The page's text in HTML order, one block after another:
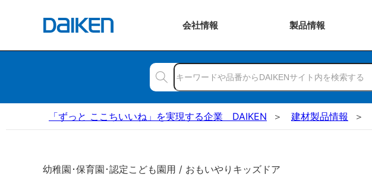
会社情報 製品情報
「ずっと ここちいいね」を実現する企業 DAIKEN 建材製品情報
幼稚園･保育園･認定こども園用 / おもいやりキッズドア